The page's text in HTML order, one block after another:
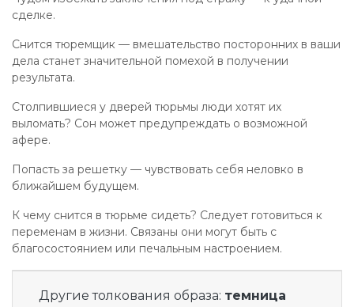
сделке.
Снится тюремщик — вмешательство посторонних в ваши
дела станет значительной помехой в получении
результата.
Столпившиеся у дверей тюрьмы люди хотят их
выломать? Сон может предупреждать о возможной
афере.
Попасть за решетку — чувствовать себя неловко в
ближайшем будущем.
К чему снится в тюрьме сидеть? Следует готовиться к
переменам в жизни. Связаны они могут быть с
благосостоянием или печальным настроением.
Другие толкования образа: темница